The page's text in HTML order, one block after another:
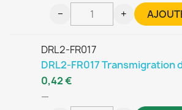
− +
DRL2-FR017
DRL2-FR017 Transmigration
—
0,42 €